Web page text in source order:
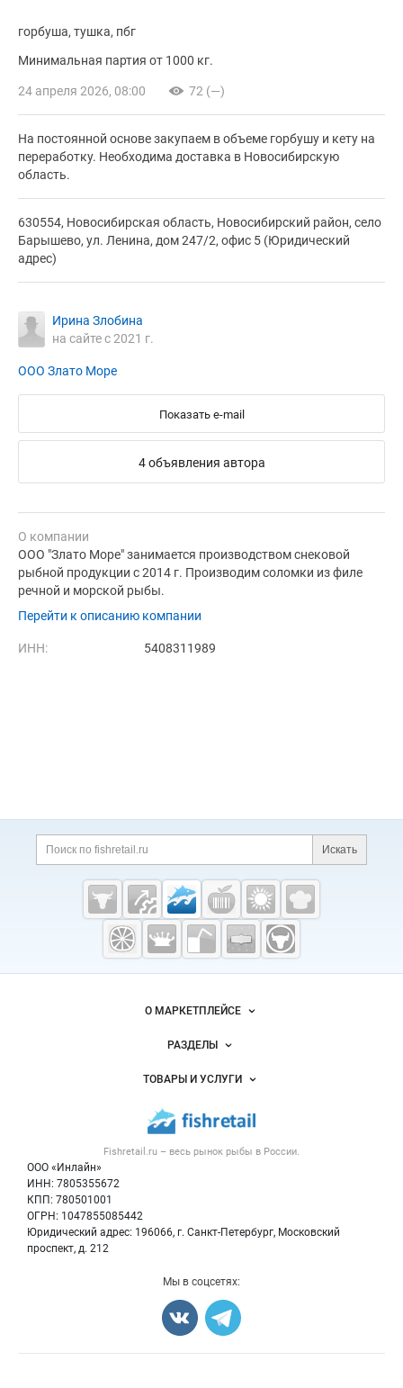
горбуша тушка пбг
Минимальная партия от 1000 кг.
24 апреля 2026, 08:00 72 (—)
На постоянной основе закупаем в объеме горбушу и кету на
переработку. Необходима доставка в Новосибирскую
область.
630554, Новосибирская область, Новосибирский район, село
Барышево, ул. Ленина, дом 247/2, офис 5 (Юридический
адрес)
Ирина Злобина
на сайте с 2021 г.
ООО Злато Море
Показать e-mail
4 объявления автора
О компании
ООО "Злато Море" занимается производством снековой
рыбной продукции с 2014 г. Производим соломки из филе
речной и морской рыбы.
Перейти к описанию компании
ИНН: 5408311989
Дополнительная информация
Поиск по сайту и
Искать
Cсылки на полезные проекты
Fishretail.ru —
рыба,
морепродукты
Важные разделы и контакты
Fishretail.ru – весь рынок рыбы в России.
ООО «Инлайн»
ИНН: 7805355672
КПП: 780501001
ОГРН: 1047855085442
Юридический адрес: 196066, г. Санкт-Петербург, Московский
проспект, д. 212
Навигация по сайтуО МАРКЕТПЛЕЙСЕ
Новости Fishretail.ru
Размещение рекламы
Публичная оферта
Контактная информация
Политика обработки персональных данных
РАЗДЕЛЫ
Объявления
Новости рынка
Блог
ТОВАРЫ И УСЛУГИ
Рыба
Икра
Мы в соцсетях: